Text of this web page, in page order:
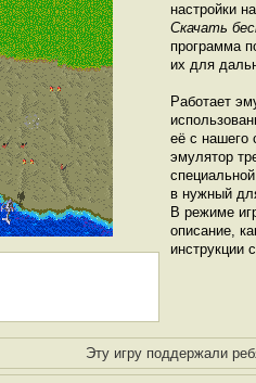
настройки
Скачать
программа
их для
Работает
её с нашего
эмулятор
в нужный
В режиме
описание,
инструкции
Эту игру поддержали